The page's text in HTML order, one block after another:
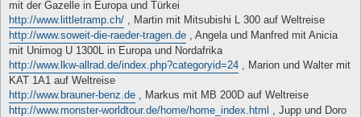
mit der Gazelle in Europa und Türkei
http://www.littletramp.ch/ , Martin mit Mitsubishi L 300 auf Weltreise
http://www.soweit-die-raeder-tragen.de , Angela und Manfred mit Anicia
mit Unimog U 1300L in Europa und Nordafrika
http://www.lkw-allrad.de/index.php?categoryid=24 , Marion und Walter mit
KAT 1A1 auf Weltreise
http://www.brauner-benz.de , Markus mit MB 200D auf Weltreise
http://www.monster-worldtour.de/home/home_index.html
, Jupp und Doro